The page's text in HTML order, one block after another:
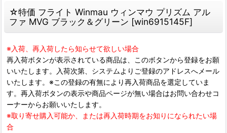
☆特価 フライト Winmau ウィンマウ プリズム アル
ファ MVG ブラック＆グリーン [win6915145F]
※入荷、再入荷したら知らせて欲しい場合
再入荷ボタンが表示されている商品は、このボタンから登録をお願
いいたします。入荷次第、システムよりご登録のアドレスへメール
いたします。※この登録の有無により再入荷商品を選定していま
す。再入荷ボタンの表示や商品ページが無い場合はお問い合わせコ
ーナーからお願いいたします。
※取り寄せ購入可能か、または再入荷時期をお知りになられたい場
合